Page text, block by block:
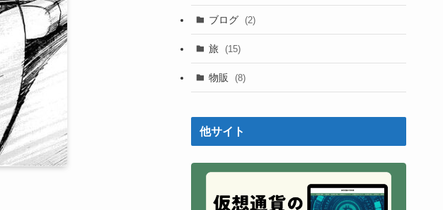
ブログ (2)
旅 (15)
物販 (8)
他サイト